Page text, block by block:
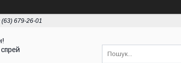
(63) 679-26-01